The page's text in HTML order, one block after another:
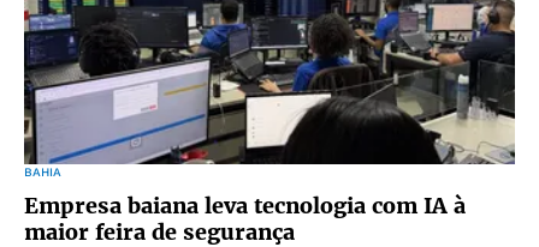
BAHIA
Empresa baiana leva tecnologia com IA à
maior feira de segurança